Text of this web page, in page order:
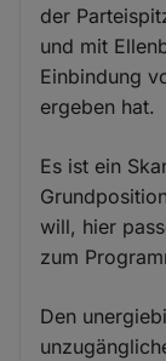
der
und mit
Einbindung
ergeben hat.
Es ist ein
will, hier
zum
Den